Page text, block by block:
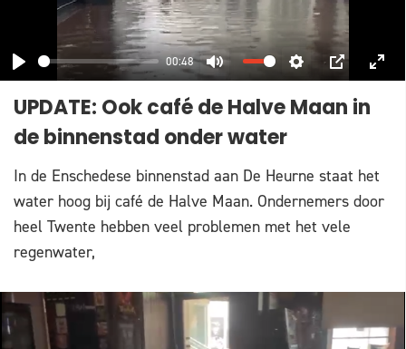
PLAY 00:48 MUTE
SETTINGS
PIP
UPDATE: Ook café de Halve Maan in
de binnenstad onder water
In de Enschedese binnenstad aan De Heurne staat het
water hoog bij café de Halve Maan. Ondernemers door
heel Twente hebben veel problemen met het vele
regenwater,